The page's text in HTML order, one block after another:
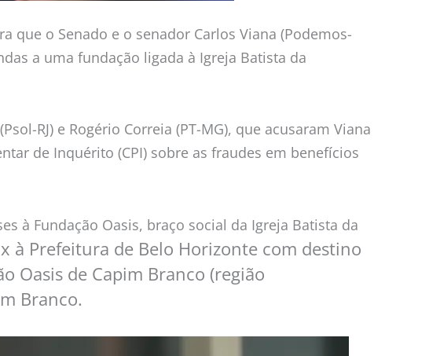
que o Senado e o senador Carlos Viana (Podemos-
a uma fundação ligada à Igreja Batista da
RJ) e Rogério Correia (PT-MG), que acusaram Viana
de Inquérito (CPI) sobre as fraudes em benefícios
à Fundação Oasis, braço social da Igreja Batista da
à Prefeitura de Belo Horizonte com destino
Oasis de Capim Branco (região
Branco.